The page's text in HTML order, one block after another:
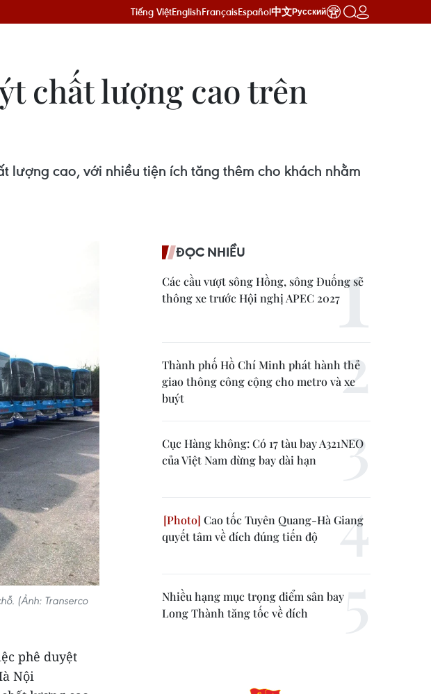
Tiếng ViệtEnglishFrançaisEspañol中文Русский
chất lượng cao trên
lượng cao, với nhiều tiện ích tăng thêm cho khách nhằm
(Ảnh: Transerco
phê duyệt
Nội
ĐỌC NHIỀU
Các cầu vượt sông Hồng, sông Đuống sẽ
thông xe trước Hội nghị APEC 2027
Thành phố Hồ Chí Minh phát hành thẻ
giao thông công cộng cho metro và xe
buýt
Cục Hàng không: Có 17 tàu bay A321NEO
của Việt Nam dừng bay dài hạn
Cao tốc Tuyên Quang-Hà Giang
quyết tâm về đích đúng tiến độ
Nhiều hạng mục trọng điểm sân bay
Long Thành tăng tốc về đích